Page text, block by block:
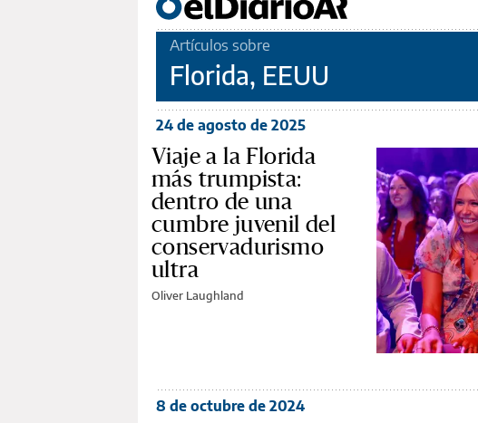
Artículos sobre
Florida, EEUU
24 de agosto de 2025
Viaje a la Florida
más trumpista:
dentro de una
cumbre juvenil del
conservadurismo
ultra
Oliver Laughland
8 de octubre de 2024